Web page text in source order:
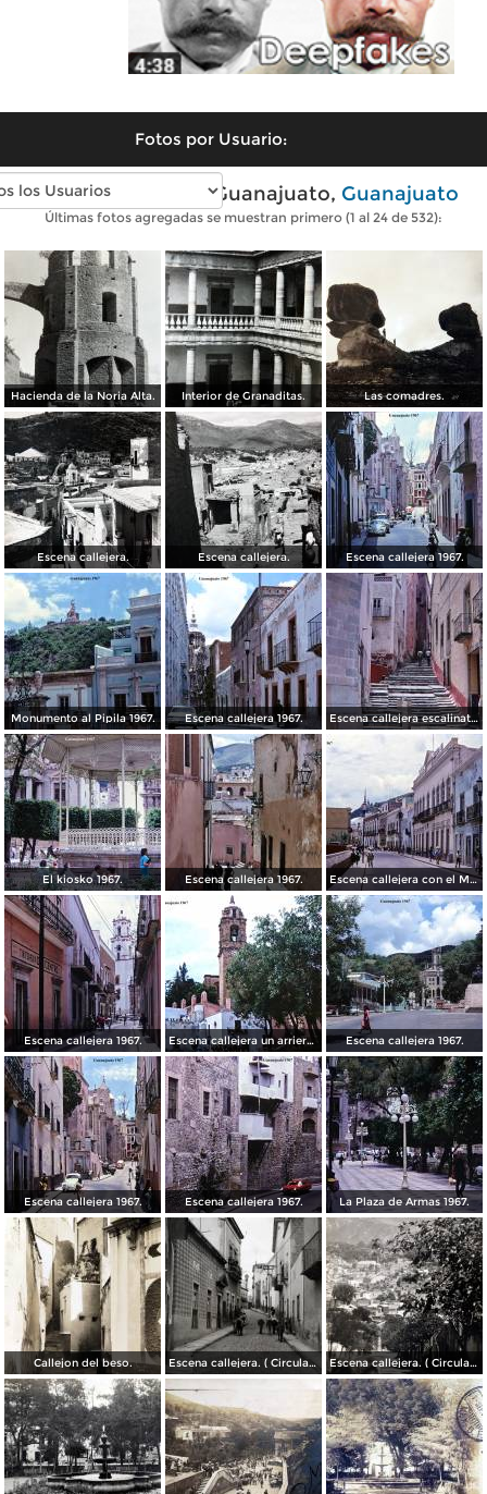
Fotos por Usuario:
Fotos antiguas de Guanajuato, Guanajuato
Últimas fotos agregadas se muestran primero (1 al 24 de 532):
Hacienda de la Noria Alta. Interior de Granaditas. Las comadres.
Escena callejera. Escena callejera. Escena callejera 1967.
Monumento al Pipila 1967. Escena callejera 1967. Escena callejera escalinata 1967.
El kiosko 1967. Escena callejera 1967. Escena callejera con el Mto al Pipila al fondo 1967.
Escena callejera 1967. Escena callejera un arriero 1967. Escena callejera 1967.
Escena callejera 1967. Escena callejera 1967. La Plaza de Armas 1967.
Callejon del beso. Escena callejera. ( Circulada el 13 de Mayo de 1941 ). Escena callejera. ( Circulada el 14 de Diciembre de 1930 ).